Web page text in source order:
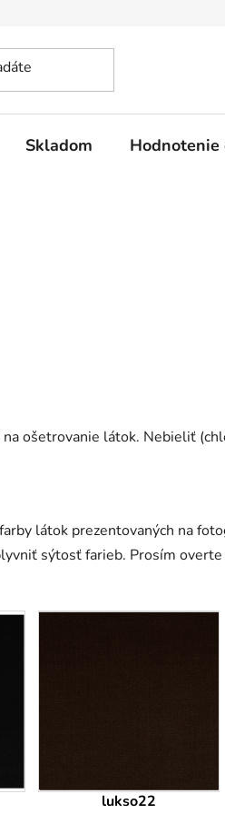
Skladom Hodnotenie
ošetrovanie látok. Nebieliť
látok prezentovaných na
sýtosť farieb. Prosím overte
lukso22